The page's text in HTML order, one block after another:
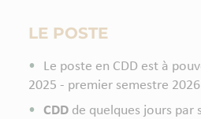
LE POSTE
Le poste en CDD est à
2025 - premier semestre 2026
CDDde quelques jours par